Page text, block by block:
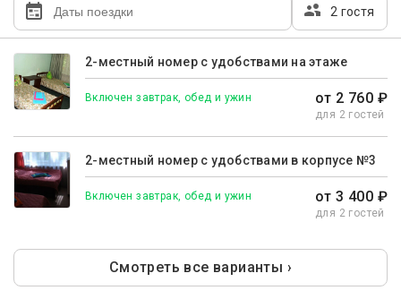
2 гостя
2-местный номер с удобствами на этаже
Включен завтрак, обед и ужин от 2 760 ₽
для 2 гостей
2-местный номер с удобствами в корпусе №3
Включен завтрак, обед и ужин от 3 400 ₽
для 2 гостей
Смотреть все варианты ›